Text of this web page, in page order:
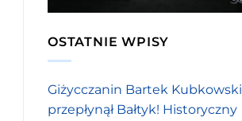
OSTATNIE WPISY
Giżycczanin Bartek Kubkowski
przepłynął Bałtyk! Historyczny